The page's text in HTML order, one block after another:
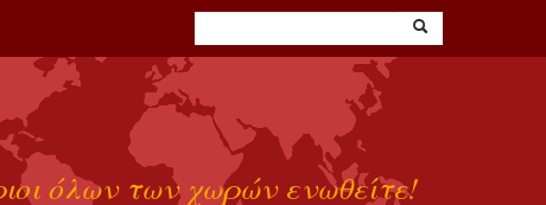
όλων των χωρών ενωθείτε!